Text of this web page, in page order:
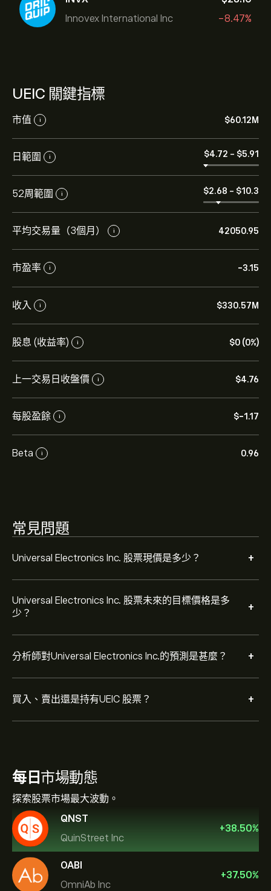
Innovex International Inc
-8.47%
UEIC 關鍵指標
市值 i ‎$‎60.12M
日範圍 i ‎$‎4.72 - ‎$‎5.91
52周範圍 i ‎$‎2.68 - ‎$‎10.3
平均交易量（3個月） i 42050.95
市盈率 i -3.15
收入 i ‎$‎330.57M
股息 (收益率) i ‎$‎0 (0%)
上一交易日收盤價 i ‎$‎4.76
每股盈餘 i ‎$‎-1.17
Beta i 0.96
常見問題
Universal Electronics Inc. 股票現價是多少？ +
UEIC 現價為‎$‎4.76。
Universal Electronics Inc. 股票未來的目標價格是多
少？
+
分析師對Universal Electronics Inc.的預測是甚麼？ +
分析師根據市場趨勢、財務報告和預期增長對Universal
Electronics Inc.的預測。查看最新預測以了解未來價格走
勢。
買入、賣出還是持有UEIC 股票？ +
每日 市場動態
探索股票市場最大波動。
QNST
QuinStreet Inc
+38.50%
OABI
OmniAb Inc
+37.50%